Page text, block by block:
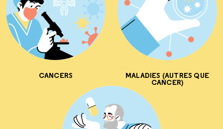
CANCERS MALADIES (AUTRES QUE
CANCER)